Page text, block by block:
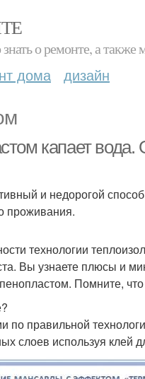
о ремонте, а
дома дизайн
капает вода.
и недорогой
проживания.
технологии
Вы узнаете плюсы и
Помните,
правильной
слоев используя клей